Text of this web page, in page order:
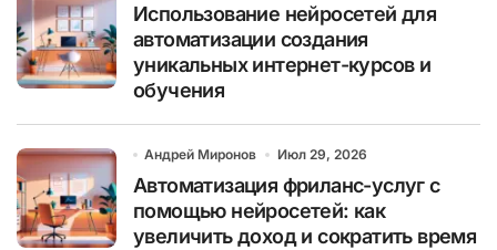
Использование нейросетей для
автоматизации создания
уникальных интернет-курсов и
обучения
Андрей Миронов Июл 29, 2026
Автоматизация фриланс-услуг с
помощью нейросетей: как
увеличить доход и сократить время